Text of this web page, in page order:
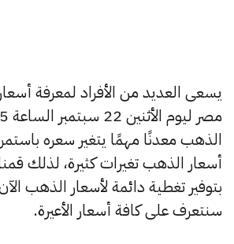
يسعى العديد من الأفراد لمعرفة
الذهب معدنًا مهمًا يتغير سعره
بتوفير تغطية دائمة لأسعار الذهب
سنتعرف على كافة أسعار الأعيرة.